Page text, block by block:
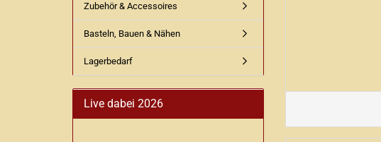
Zubehör & Accessoires
Basteln, Bauen & Nähen
Lagerbedarf
Live dabei 2026